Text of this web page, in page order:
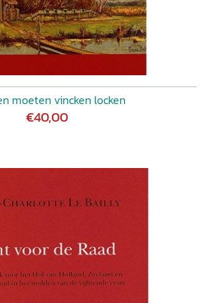
moeten vincken locken
€40,00